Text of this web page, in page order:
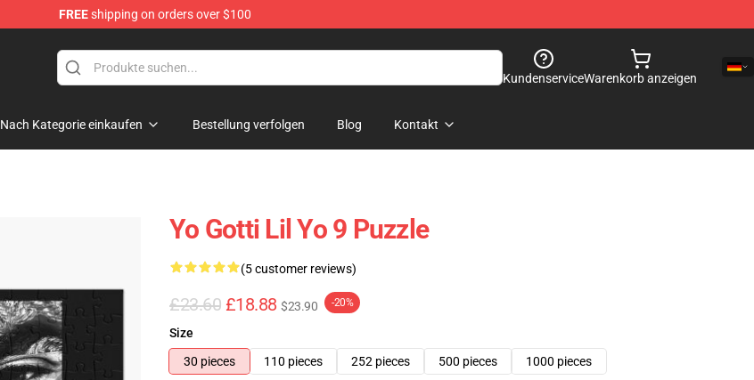
FREEshipping on orders over $100
KundenserviceWarenkorb anzeigen
Nach Kategorie einkaufen Bestellung verfolgen Blog Kontakt
Yo Gotti Lil Yo 9 Puzzle
(5 customer reviews)
£23.60 £18.88 $23.90 -20%
Size
30 pieces
110 pieces 252 pieces 500 pieces 1000 pieces